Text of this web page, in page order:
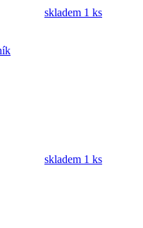
skladem 1 ks
skladem 1 ks